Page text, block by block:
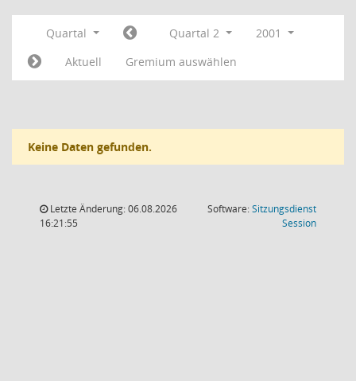
Quartal Quartal 2
2001
Aktuell
Gremium auswählen
Keine Daten gefunden.
Letzte Änderung: 06.08.2026
16:21:55
Software:Sitzungsdienst
Session(Wird in